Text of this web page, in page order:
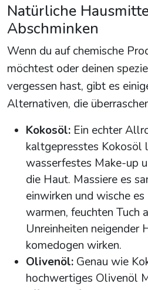
Natürliche
Abschminken
Wenn du auf chemische
möchtest oder deinen
vergessen hast, gibt es
Alternativen, die
Kokosöl: Ein echter
kaltgepresstes Kokosöl
wasserfestes Make-up
die Haut. Massiere es
einwirken und wische
warmen, feuchten Tuch
Unreinheiten neigender
komedogen wirken.
Olivenöl: Genau wie
hochwertiges Olivenöl